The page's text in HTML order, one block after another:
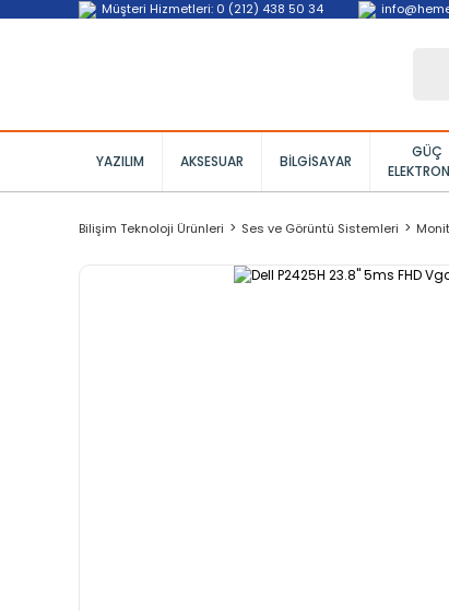
Müşteri Hizmetleri: 0 (212) 438 50 34
YAZILIM AKSESUAR BILGISAYAR
GÜÇ
Bilişim Teknoloji Ürünleri Ses ve Görüntü Sistemleri